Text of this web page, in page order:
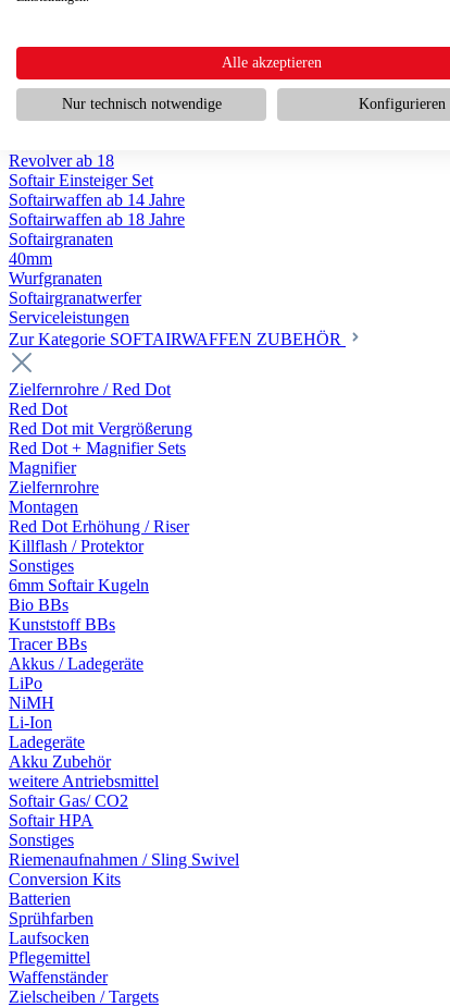
Scharfschützengewehr ab 18
Softair Pistolen
Softair Pistolen elektrisch ab 14
Softair Pistolen Federdruck ab 14
Softair Pistolen HPA Luftdruck ab 18
Revolver ab 18
Softair Einsteiger Set
Softairwaffen ab 14 Jahre
Softairwaffen ab 18 Jahre
Softairgranaten
40mm
Wurfgranaten
Softairgranatwerfer
Serviceleistungen
Zur Kategorie SOFTAIRWAFFEN ZUBEHÖR
Zielfernrohre / Red Dot
Red Dot
Red Dot mit Vergrößerung
Red Dot + Magnifier Sets
Magnifier
Zielfernrohre
Montagen
Red Dot Erhöhung / Riser
Killflash / Protektor
Sonstiges
6mm Softair Kugeln
Bio BBs
Kunststoff BBs
Tracer BBs
Akkus / Ladegeräte
LiPo
NiMH
Li-Ion
Ladegeräte
Akku Zubehör
weitere Antriebsmittel
Softair Gas/ CO2
Softair HPA
Sonstiges
Riemenaufnahmen / Sling Swivel
Conversion Kits
Batterien
Sprühfarben
Laufsocken
Pflegemittel
Waffenständer
Zielscheiben / Targets
Alle akzeptieren
Nur technisch notwendige Konfigurieren